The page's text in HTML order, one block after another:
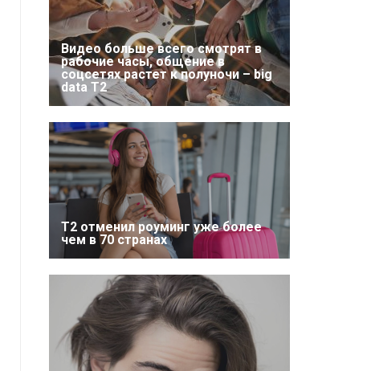
Видео больше всего смотрят в
рабочие часы, общение в
соцсетях растет к полуночи – big
data T2
Т2 отменил роуминг уже более
чем в 70 странах